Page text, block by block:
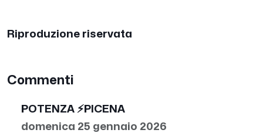
Riproduzione riservata
Commenti
POTENZA ⚡PICENA
domenica 25 gennaio 2026